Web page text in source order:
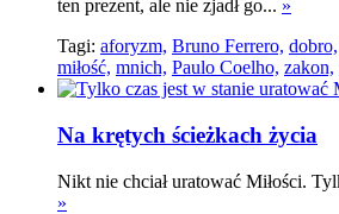
ten prezent, ale nie zjadł go... »
Tagi: aforyzm, Bruno Ferrero, dobro,
miłość, mnich, Paulo Coelho, zakon,
Na krętych ścieżkach życia
Nikt nie chciał uratować Miłości.
»